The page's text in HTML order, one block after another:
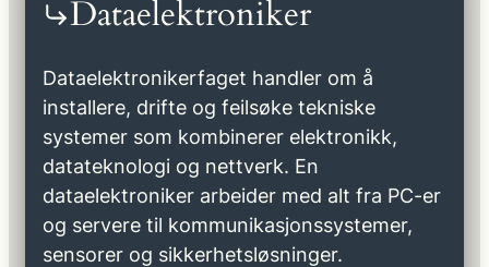
Dataelektroniker
Dataelektronikerfaget handler om å
installere, drifte og feilsøke tekniske
systemer som kombinerer elektronikk,
datateknologi og nettverk. En
dataelektroniker arbeider med alt fra PC-er
og servere til kommunikasjonssystemer,
sensorer og sikkerhetsløsninger.